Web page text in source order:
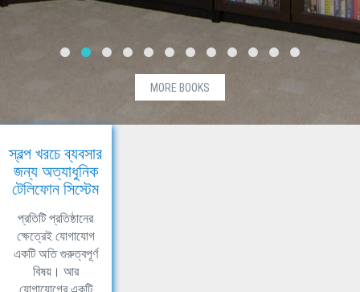
MORE BOOKS
স্বল্প খরচে ব্যবসার
জন্য অত্যাধুনিক
টেলিফোন সিস্টেম
প্রতিটি প্রতিষ্ঠানের
ক্ষেত্রেই যোগাযোগ
একটি অতি গুরুত্বপূর্ণ
বিষয়। আর